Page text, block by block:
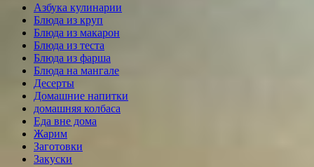
Азбука кулинарии
Блюда из круп
Блюда из макарон
Блюда из теста
Блюда из фарша
Блюда на мангале
Десерты
Домашние напитки
домашняя колбаса
Еда вне дома
Жарим
Заготовки
Закуски